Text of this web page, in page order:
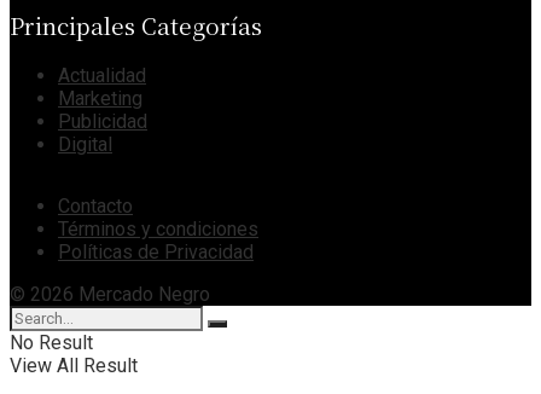
Principales Categorías
Actualidad
Marketing
Publicidad
Digital
Contacto
Términos y condiciones
Políticas de Privacidad
© 2026 Mercado Negro
No Result
View All Result